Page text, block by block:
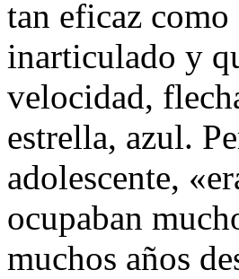
tan eficaz
inarticulado y
velocidad,
estrella, azul.
adolescente,
ocupaban
muchos años